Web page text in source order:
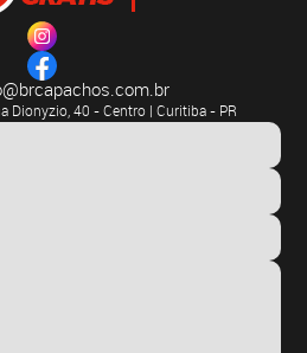
Dionyzio, 40 - Centro | Curitiba - PR